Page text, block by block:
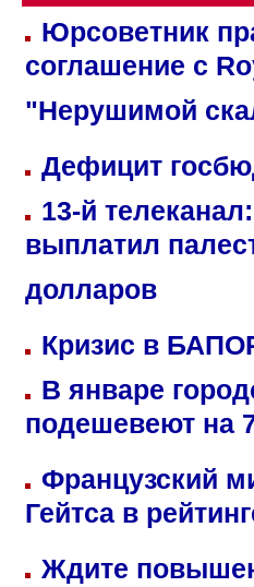
Юрсоветник
соглашение с
"Нерушимой
Дефицит
13-й
выплатил
долларов
Кризис в
В январе
подешевеют на
Французский
Гейтса в
Ждите